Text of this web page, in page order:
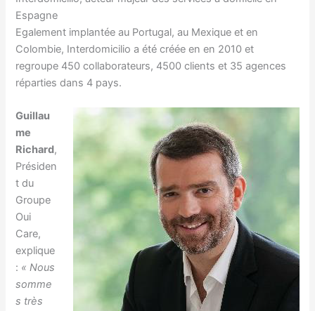
Espagne
Egalement implantée au Portugal, au Mexique et en
Colombie, Interdomicilio a été créée en en 2010 et
regroupe 450 collaborateurs, 4500 clients et 35 agences
réparties dans 4 pays.
Guillau
me
Richard,
Présiden
t du
Groupe
Oui
Care,
explique
: « Nous
somme
s très